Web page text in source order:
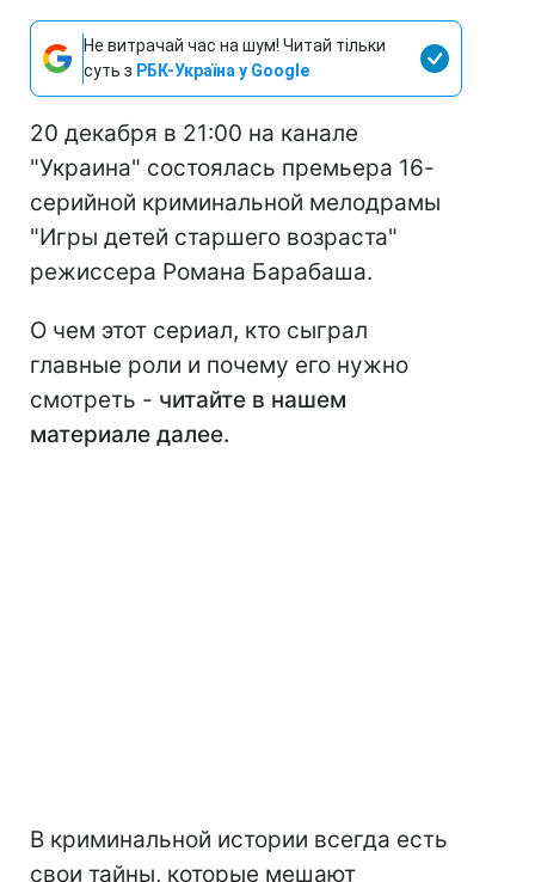
Не витрачай час на шум! Читай тільки
суть з РБК-Україна у Google
20 декабря в 21:00 на канале
"Украина" состоялась премьера 16-
серийной криминальной мелодрамы
"Игры детей старшего возраста"
режиссера Романа Барабаша.
О чем этот сериал, кто сыграл
главные роли и почему его нужно
смотреть - читайте в нашем
материале далее.
В криминальной истории всегда есть
свои тайны, которые мешают